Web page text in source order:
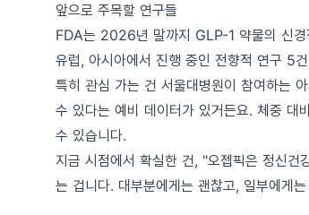
앞으로 주목할 연구들
FDA는 2026년 말까지 GLP-1 약물의 신경
유럽, 아시아에서 진행 중인 전향적 연구 5
특히 관심 가는 건 서울대병원이 참여하는
수 있다는 예비 데이터가 있거든요. 체중 대
수 있습니다.
지금 시점에서 확실한 건, "오젭픽은 정신건
는 겁니다. 대부분에게는 괜찮고, 일부에게